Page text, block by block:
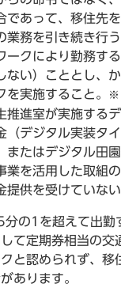
であって、移住先
業務を引き続き行う
ークにより勤務する
ない）こととし、
を実施すること。
推進室が実施する
（デジタル実装タ
またはデジタル田
業を活用した取組
提供を受けていない
の1を超えて出勤
て定期券相当の交
と認められず、移
あります。